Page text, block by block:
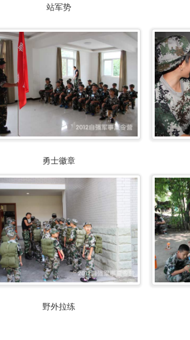
站军势
勇士徽章
野外拉练